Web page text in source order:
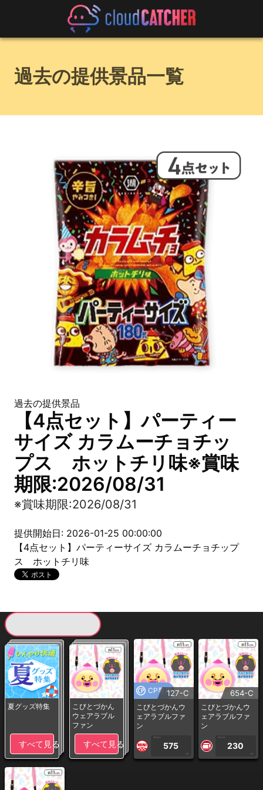
過去の提供景品一覧
過去の提供景品
【4点セット】パーティー
サイズ カラムーチョチッ
プス ホットチリ味※賞味
期限:2026/08/31
※賞味期限:2026/08/31
提供開始日: 2026-01-25 00:00:00
【4点セット】パーティーサイズ カラムーチョチップ
ス ホットチリ味
夏グッズ特集
すべて見る
こびとづかん
ウェアラブル
ファン
すべて見る
CP専用127-C
こびとづかんウ
ェアラブルファ
ン
1PLAY
575
CP
654-C
こびとづかんウ
ェアラブルファ
ン
1PLAY
230
CP